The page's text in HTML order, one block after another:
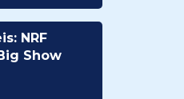
NRF
Show